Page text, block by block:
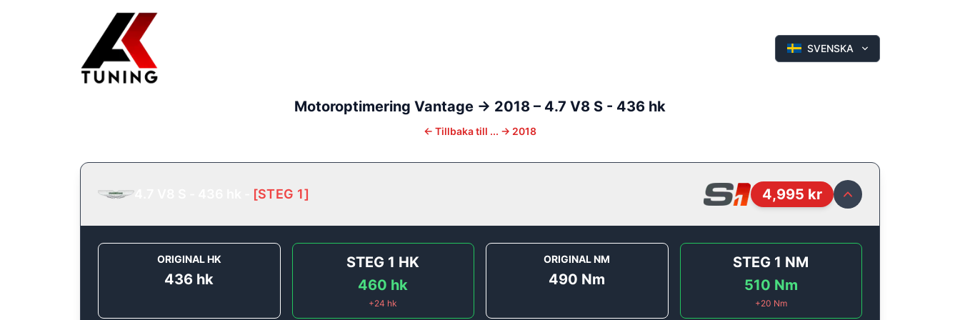
SVENSKA
Motoroptimering Vantage -> 2018 – 4.7 V8 S - 436 hk
← Tillbaka till ... -> 2018
4.7 V8 S - 436 hk [STEG 1] 4,995 kr
ORIGINAL HK
436 hk
STEG 1 HK
460 hk
+24 hk
ORIGINAL NM
490 Nm
STEG 1 NM
510 Nm
+20 Nm